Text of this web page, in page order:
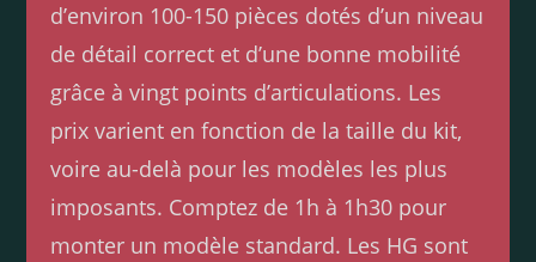
d’environ 100-150 pièces dotés d’un niveau
de détail correct et d’une bonne mobilité
grâce à vingt points d’articulations. Les
prix varient en fonction de la taille du kit,
voire au-delà pour les modèles les plus
imposants. Comptez de 1h à 1h30 pour
monter un modèle standard. Les HG sont